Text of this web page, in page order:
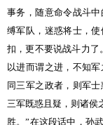
事务，随意命令战斗
缚军队，迷惑将士，
扣，更不要说战斗力了
以进而谓之进，不知
同三军之政者，则军
三军既惑且疑，则诸侯
胜。”在这段话中，孙